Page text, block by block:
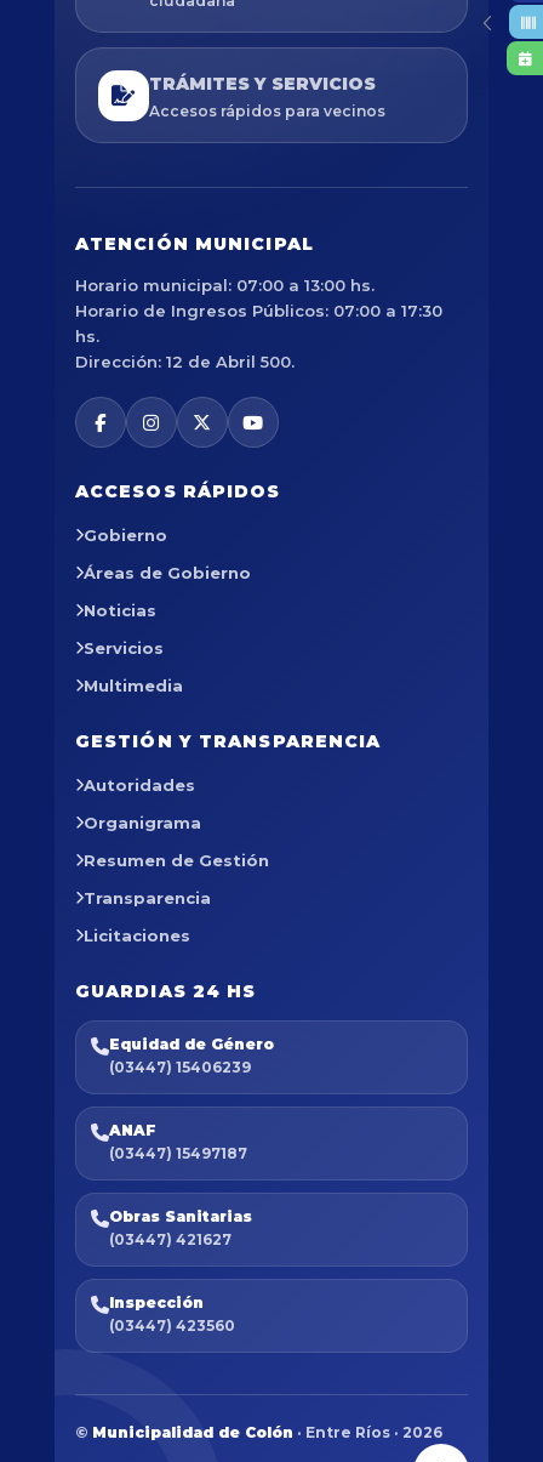
TRÁMITES Y SERVICIOS
Accesos rápidos para vecinos
ATENCIÓN MUNICIPAL
Horario municipal: 07:00 a 13:00 hs.
Horario de Ingresos Públicos: 07:00 a 17:30
hs.
Dirección: 12 de Abril 500.
ACCESOS RÁPIDOS
Gobierno
Áreas de Gobierno
Noticias
Servicios
Multimedia
GESTIÓN Y TRANSPARENCIA
Autoridades
Organigrama
Resumen de Gestión
Transparencia
Licitaciones
GUARDIAS 24 HS
Equidad de Género
(03447) 15406239
ANAF
(03447) 15497187
Obras Sanitarias
(03447) 421627
Inspección
(03447) 423560
© Municipalidad de Colón · Entre Ríos · 2026